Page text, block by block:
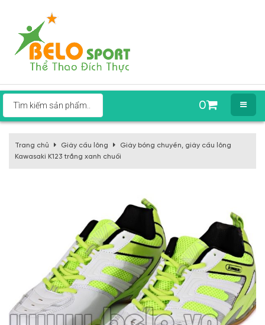
0
Trang chủ Giày cầu lông
Giày bóng chuyền, giày cầu lông
Kawasaki K123 trắng xanh chuối